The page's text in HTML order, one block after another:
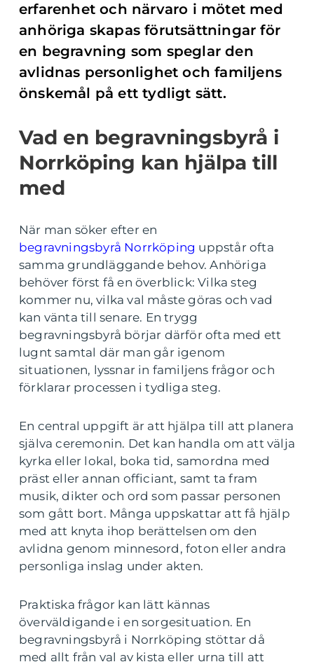
erfarenhet och närvaro i mötet med
anhöriga skapas förutsättningar för
en begravning som speglar den
avlidnas personlighet och familjens
önskemål på ett tydligt sätt.
Vad en begravningsbyrå i
Norrköping kan hjälpa till
med
När man söker efter en
begravningsbyrå Norrköping uppstår ofta
samma grundläggande behov. Anhöriga
behöver först få en överblick: Vilka steg
kommer nu, vilka val måste göras och vad
kan vänta till senare. En trygg
begravningsbyrå börjar därför ofta med ett
lugnt samtal där man går igenom
situationen, lyssnar in familjens frågor och
förklarar processen i tydliga steg.
En central uppgift är att hjälpa till att planera
själva ceremonin. Det kan handla om att välja
kyrka eller lokal, boka tid, samordna med
präst eller annan officiant, samt ta fram
musik, dikter och ord som passar personen
som gått bort. Många uppskattar att få hjälp
med att knyta ihop berättelsen om den
avlidna genom minnesord, foton eller andra
personliga inslag under akten.
Praktiska frågor kan lätt kännas
överväldigande i en sorgesituation. En
begravningsbyrå i Norrköping stöttar då
med allt från val av kista eller urna till att